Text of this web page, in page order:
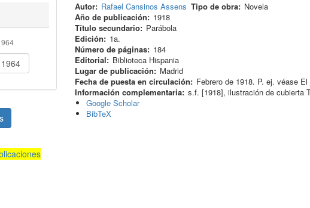
Autor Rafael Cansinos Assens Tipo de obra
Novela
Año de publicación
1918
Título secundario
Parábola
Edición
1a.
Número de páginas
184
Editorial
Biblioteca Hispania
Lugar de publicación
Madrid
Fecha de puesta en circulación
Febrero de 1918. P. ej. véase
Información complementaria s.f. [1918], ilustración de cubierta
Google Scholar
BibTeX